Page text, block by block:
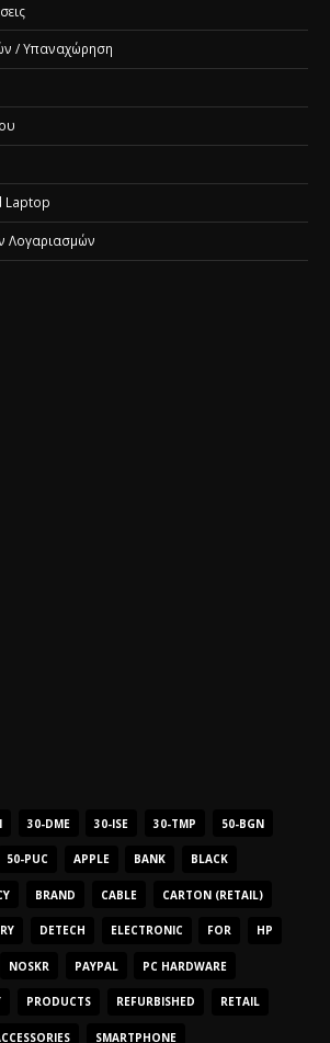
/ Υπαναχώρηση
Laptop
Λογαριασμών
30-DME 30-ISE 30-TMP 50-BGN
50-PUC APPLE BANK BLACK
BRAND CABLE CARTON (RETAIL)
DETECH ELECTRONIC FOR HP
NOSKR PAYPAL PC HARDWARE
PRODUCTS REFURBISHED RETAIL
SMARTPHONE